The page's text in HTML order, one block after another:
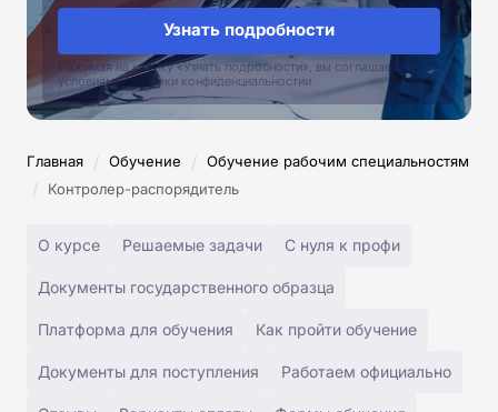
Узнать подробности
Нажимая на кнопку «Узнать подробности», вы соглашаетесь с
условиями политики конфиденциальностии
Главная / Обучение / Обучение рабочим специальностям
/ Контролер-распорядитель
О курсе Решаемые задачи С нуля к профи
Документы государственного образца
Платформа для обучения Как пройти обучение
Документы для поступления Работаем официально